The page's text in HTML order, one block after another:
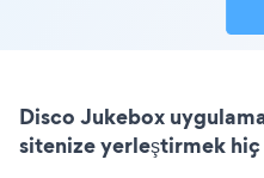
Disco Jukebox
sitenize yerleştirmek hiç